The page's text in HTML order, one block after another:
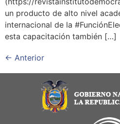
un producto de alto nivel
internacional de la
esta capacitación también […]
← Anterior